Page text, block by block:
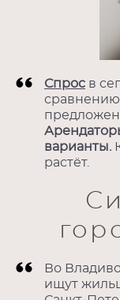
Спрос в
варианты.
растёт.
Во
ищут